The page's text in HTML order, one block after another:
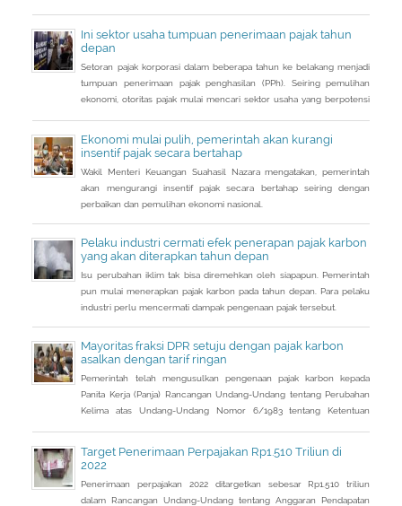
(PPN DTP) untuk sektor properti.
Ini sektor usaha tumpuan penerimaan pajak tahun
depan
Setoran pajak korporasi dalam beberapa tahun ke belakang menjadi
tumpuan penerimaan pajak penghasilan (PPh). Seiring pemulihan
ekonomi, otoritas pajak mulai mencari sektor usaha yang berpotensi
Ekonomi mulai pulih, pemerintah akan kurangi
insentif pajak secara bertahap
Wakil Menteri Keuangan Suahasil Nazara mengatakan, pemerintah
akan mengurangi insentif pajak secara bertahap seiring dengan
perbaikan dan pemulihan ekonomi nasional.
Pelaku industri cermati efek penerapan pajak karbon
yang akan diterapkan tahun depan
Isu perubahan iklim tak bisa diremehkan oleh siapapun. Pemerintah
pun mulai menerapkan pajak karbon pada tahun depan. Para pelaku
industri perlu mencermati dampak pengenaan pajak tersebut.
Mayoritas fraksi DPR setuju dengan pajak karbon
asalkan dengan tarif ringan
Pemerintah telah mengusulkan pengenaan pajak karbon kepada
Panita Kerja (Panja) Rancangan Undang-Undang tentang Perubahan
Kelima atas Undang-Undang Nomor 6/1983 tentang Ketentuan
Target Penerimaan Perpajakan Rp1.510 Triliun di
2022
Penerimaan perpajakan 2022 ditargetkan sebesar Rp1.510 triliun
dalam Rancangan Undang-Undang tentang Anggaran Pendapatan